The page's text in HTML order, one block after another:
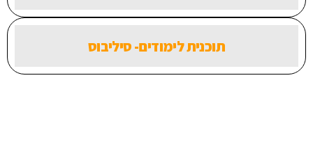
תוכנית לימודים- סיליבוס